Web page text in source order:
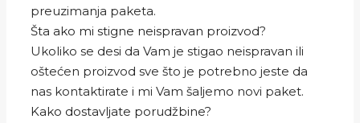
preuzimanja paketa.
Šta ako mi stigne neispravan proizvod?
Ukoliko se desi da Vam je stigao neispravan ili
oštećen proizvod sve što je potrebno jeste da
nas kontaktirate i mi Vam šaljemo novi paket.
Kako dostavljate porudžbine?